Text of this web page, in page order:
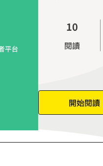
1
2
6
7
9
0
1
5
6
8
閱讀
開始閱讀